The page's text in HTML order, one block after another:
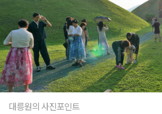
대릉원의 사진포인트